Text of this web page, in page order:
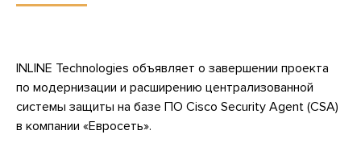
INLINE Technologies объявляет о завершении проекта
по модернизации и расширению централизованной
системы защиты на базе ПО Cisco Security Agent (CSA)
в компании «Евросеть».